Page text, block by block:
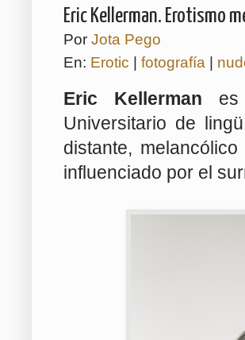
Eric Kellerman. Erotismo
Por Jota Pego
En: Erotic fotografía
Eric Kellerman es
Universitario de
distante,
influenciado por el